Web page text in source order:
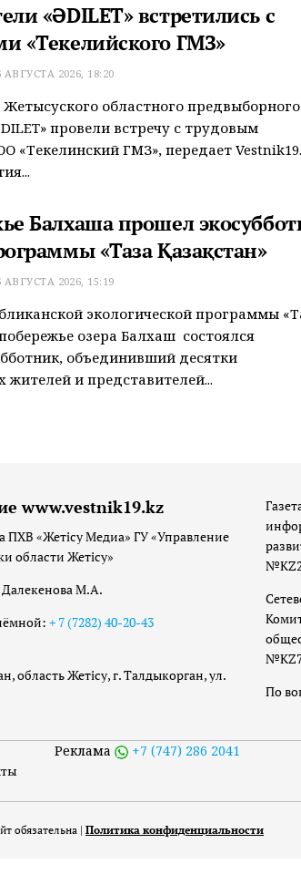
«ӘDILET» встретились с
«Текелийского ГМЗ»
АВГУСТА 2026, 18:20
областного предвыборного
провели встречу с трудовым
«Текелинский ГМЗ», передает
Балхаша прошел
«Таза Қазақстан»
АВГУСТА 2026, 15:19
экологической программы
озера Балхаш состоялся
объединивший десятки
и представителей...
www.vestnik19.kz
ПХВ «Жетісу Медиа» ГУ «Управление
области Жетісу»
Далекенова М.А.
+ 7 (7282) 40-20-43
область Жетісу, г. Талдыкорган, ул.
По
Реклама +7 (747) 286 2041
обязательна | Политика конфиденциальности